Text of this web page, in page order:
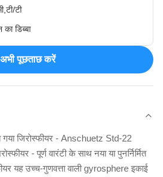
टी
का डिब्बा
अभी पूछताछ करें
गया जिरोस्फीयर - Anschuetz Std-22
- पूर्ण वारंटी के साथ नया या पुनर्निर्मित
यह उच्च-गुणवत्ता वाली gyrosphere इकाई